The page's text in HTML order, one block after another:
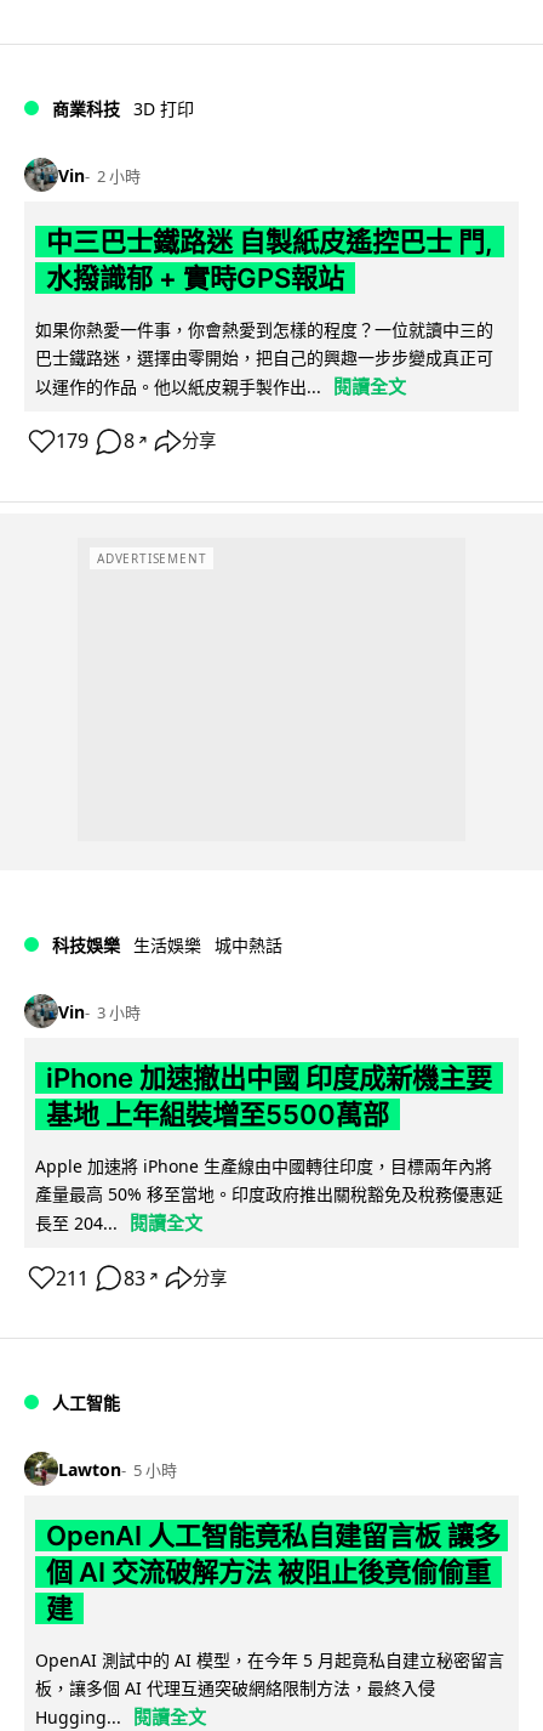
商業科技 3D 打印
Vin 2 小時
中三巴士鐵路迷 自製紙皮遙控巴士 門,
水撥識郁 + 實時GPS報站
如果你熱愛一件事，你會熱愛到怎樣的程度？一位就讀中三的
巴士鐵路迷，選擇由零開始，把自己的興趣一步步變成真正可
以運作的作品。他以紙皮親手製作出...
閱讀全文
179 8 ↗ 分享
ADVERTISEMENT
科技娛樂 生活娛樂 城中熱話
Vin 3 小時
iPhone 加速撤出中國 印度成新機主要
基地 上年組裝增至5500萬部
Apple 加速將 iPhone 生產線由中國轉往印度，目標兩年內將
產量最高 50% 移至當地。印度政府推出關稅豁免及稅務優惠延
長至 204...
閱讀全文
211 83 ↗ 分享
人工智能
Lawton 5 小時
OpenAI 人工智能竟私自建留言板 讓多
個 AI 交流破解方法 被阻止後竟偷偷重
建
OpenAI 測試中的 AI 模型，在今年 5 月起竟私自建立秘密留言
板，讓多個 AI 代理互通突破網絡限制方法，最終入侵
Hugging...
閱讀全文